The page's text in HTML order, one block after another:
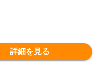
詳細を見る